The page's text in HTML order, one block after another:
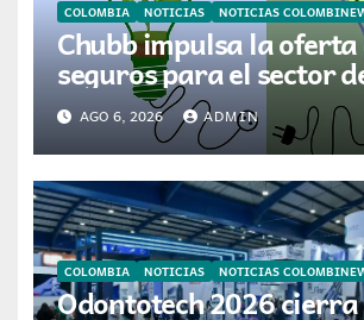
COLOMBIA NOTICIAS NOTICIAS
Chubb impulsa la oferta
seguros para el sector
energías renovables en
Latina
AGO 6, 2026 ADMIN
COLOMBIA NOTICIAS NOTICIAS
Odontotech 2026 cierra